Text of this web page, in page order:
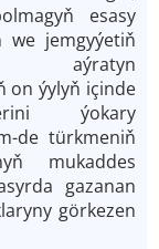
esasy
we jemgyýetiň
on ýylyň içinde
ýokary
de türkmeniň
mukaddes
gazanan
görkezen